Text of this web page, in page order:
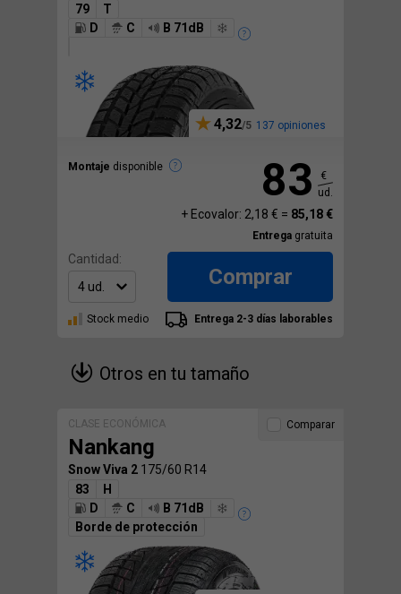
79
T
D
C B 71dB
4,32 137 opiniones
Montaje disponible 83
€
ud.
+ Ecovalor: 2,18 € = 85,18 €
Entrega gratuita
Cantidad:
Comprar
Stock medio Entrega 2-3 días laborables
Otros en tu tamaño
CLASE ECONÓMICA
Nankang
Snow Viva 2 175/60 R14
83
H
D
C
B 71dB
Borde de protección
Comparar